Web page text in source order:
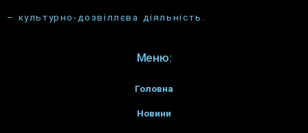
– культурно-дозвіллєва діяльність.
Меню:
Головна
Новини